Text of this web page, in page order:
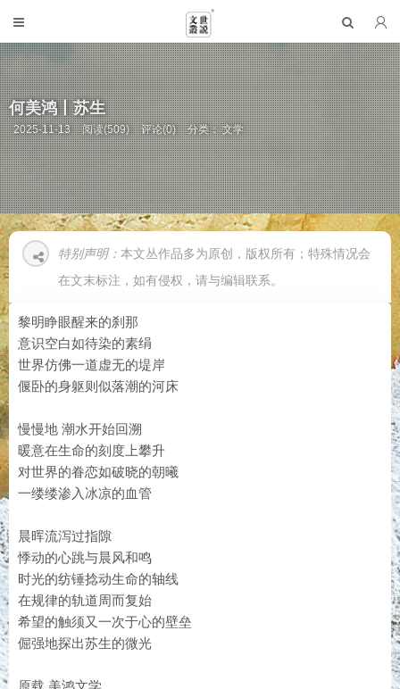
何美鸿丨苏生
2025-11-13 阅读(509) 评论(0) 分类：文学
特别声明： 本文丛作品多为原创，版权所有；特殊情况会
在文末标注，如有侵权，请与编辑联系。
黎明睁眼醒来的刹那
意识空白如待染的素绢
世界仿佛一道虚无的堤岸
偃卧的身躯则似落潮的河床
慢慢地 潮水开始回溯
暖意在生命的刻度上攀升
对世界的眷恋如破晓的朝曦
一缕缕渗入冰凉的血管
晨晖流泻过指隙
悸动的心跳与晨风和鸣
时光的纺锤捻动生命的轴线
在规律的轨道周而复始
希望的触须又一次于心的壁垒
倔强地探出苏生的微光
原载 美鸿文学